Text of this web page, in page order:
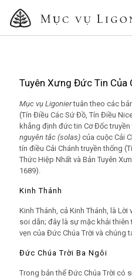
Tuyên Xưng Đức Tin Của
Mục vụ Ligoniertuân theo các
(Tín Điều Các Sứ Đồ, Tín Điều
khẳng định đức tin Cơ Đốc
nguyên tắc (solas) của cuộc Cải
tín điều Cải Chánh truyền thống
Thức Hiệp Nhất và Bản Tuyên
1689).
Kinh Thánh
Kinh Thánh, cả Kinh Thánh, là
soi dẫn; đây là sự mặc khải
vẹn của Đức Chúa Trời và chúng
Đức Chúa Trời Ba Ngôi
Trong bản thể Đức Chúa Trời có